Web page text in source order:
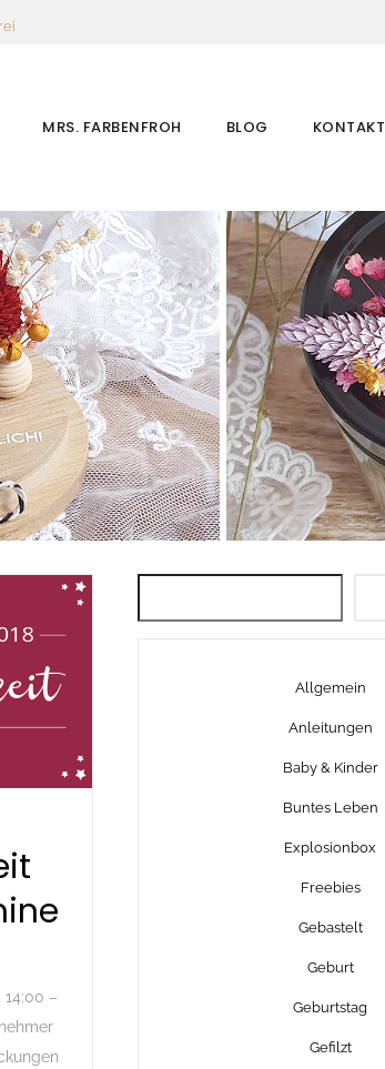
MRS. FARBENFROH BLOG KONTAKT
14:00 –
Allgemein
Anleitungen
Baby & Kinder
Buntes Leben
Explosionbox
Freebies
Gebastelt
Geburt
Geburtstag
Gefilzt